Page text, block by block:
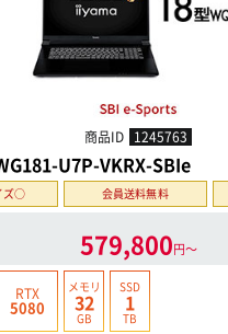
商品ID 1245763
U7P-VKRX-SBIe
ズ○ 会員送料無料
579,800円〜
RTX
5080
メモリ
32
GB
SSD
1
TB